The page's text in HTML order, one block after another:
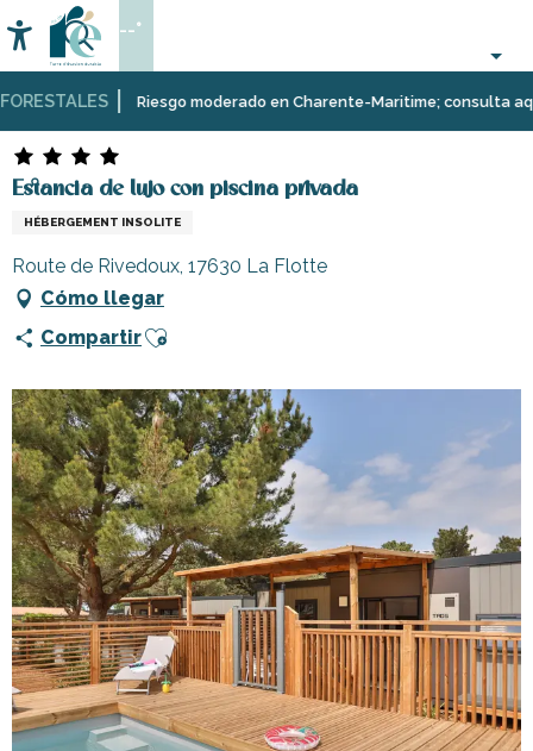
au
contenu
principal
Riesgo moderado en Charente-Maritime; consulta
Accessibilité
Buscar
--°
Página Web Estancia de lujo con piscina privada
Estancia de lujo con piscina privada
HÉBERGEMENT INSOLITE
Route de Rivedoux, 17630 La Flotte
Cómo llegar
CompartirAjouter aux favoris